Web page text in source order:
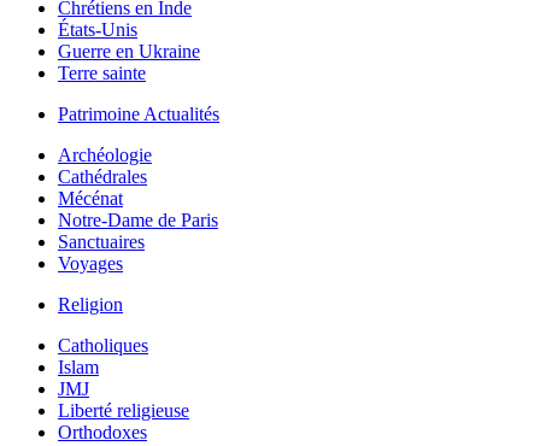
Chrétiens en Inde
États-Unis
Guerre en Ukraine
Terre sainte
Patrimoine Actualités
Archéologie
Cathédrales
Mécénat
Notre-Dame de Paris
Sanctuaires
Voyages
Religion
Catholiques
Islam
JMJ
Liberté religieuse
Orthodoxes